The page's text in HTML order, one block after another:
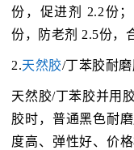
份，促进剂 2.2份
份，防老剂 2.5份，
2.天然胶/丁苯胶耐
天然胶/丁苯胶并用
胶时，普通黑色耐
度高、弹性好、价